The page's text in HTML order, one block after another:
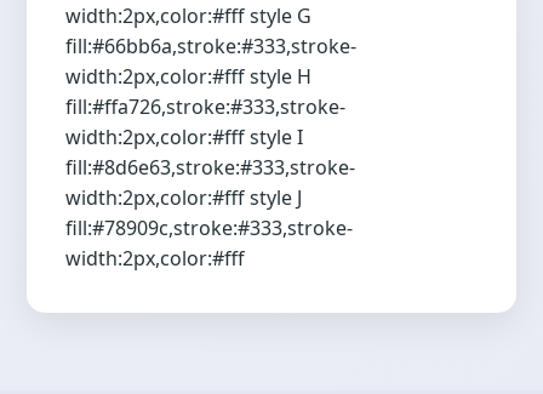
width:2px,color:#fff style G
fill:#66bb6a,stroke:#333,stroke-
width:2px,color:#fff style H
fill:#ffa726,stroke:#333,stroke-
width:2px,color:#fff style I
fill:#8d6e63,stroke:#333,stroke-
width:2px,color:#fff style J
fill:#78909c,stroke:#333,stroke-
width:2px,color:#fff